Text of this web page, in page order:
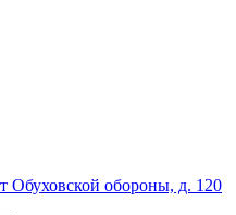
Обуховской обороны, д. 120